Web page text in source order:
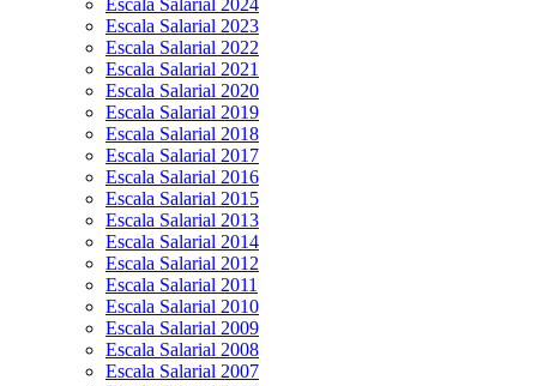
Escala Salarial 2023
Escala Salarial 2022
Escala Salarial 2021
Escala Salarial 2020
Escala Salarial 2019
Escala Salarial 2018
Escala Salarial 2017
Escala Salarial 2016
Escala Salarial 2015
Escala Salarial 2013
Escala Salarial 2014
Escala Salarial 2012
Escala Salarial 2011
Escala Salarial 2010
Escala Salarial 2009
Escala Salarial 2008
Escala Salarial 2007